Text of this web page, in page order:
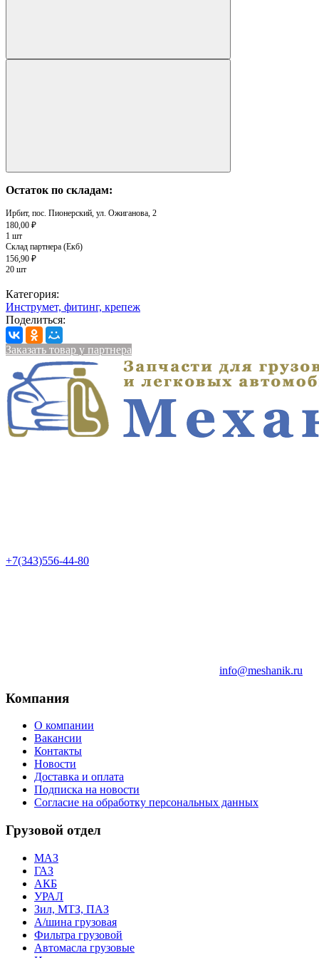
Остаток по складам:
Ирбит, пос. Пионерский, ул. Ожиганова, 2
180,00 ₽
1 шт
Склад партнера (Екб)
156,90 ₽
20 шт
Категория:
Инструмет, фитинг, крепеж
Поделиться:
Заказать товар у партнера
+7(343)556-44-80
info@meshanik.ru
Компания
О компании
Вакансии
Контакты
Новости
Доставка и оплата
Подписка на новости
Согласие на обработку персональных данных
Грузовой отдел
МАЗ
ГАЗ
АКБ
УРАЛ
Зил, МТЗ, ПАЗ
А/шина грузовая
Фильтра грузовой
Автомасла грузовые